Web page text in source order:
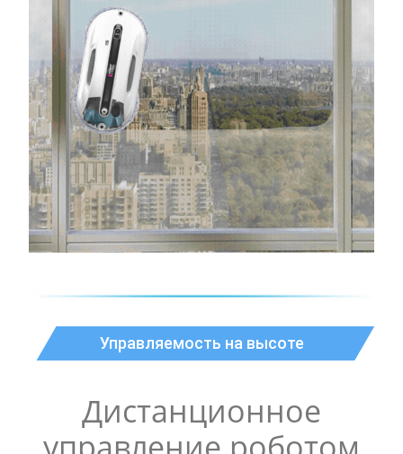
Управляемость на высоте
Дистанционное